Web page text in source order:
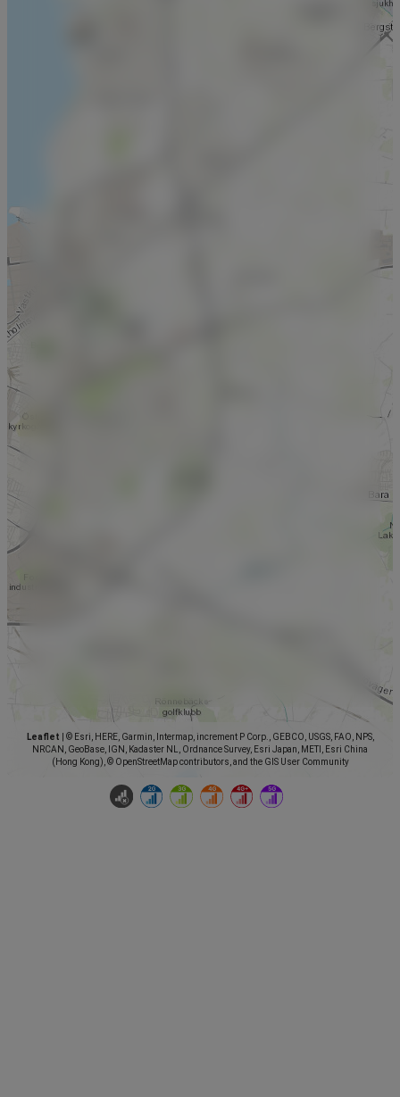
Leaflet
© Esri, HERE, Garmin, Intermap, increment P Corp., GEBCO, USGS, FAO, NPS,
NRCAN, GeoBase, IGN, Kadaster NL, Ordnance Survey, Esri Japan, METI, Esri China
(Hong Kong), © OpenStreetMap contributors, and the GIS User Community